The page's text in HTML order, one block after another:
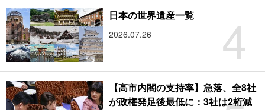
4
日本の世界遺産一覧
2026.07.26
【高市内閣の支持率】急落、全8社
が政権発足後最低に：3社は2桁減